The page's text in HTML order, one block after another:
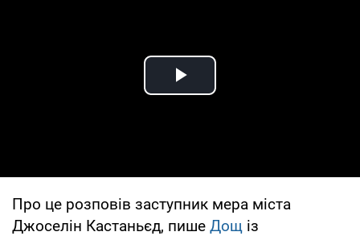
Play Video
Про це розповів заступник мера міста
Джоселін Кастаньєд, пише Дощ із